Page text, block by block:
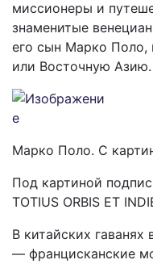
миссионеры и
знаменитые
его сын Марко Поло,
или Восточную Азию.
Марко Поло. С
Под картиной
TOTIUS ORBIS ЕТ
В китайских
— францисканские